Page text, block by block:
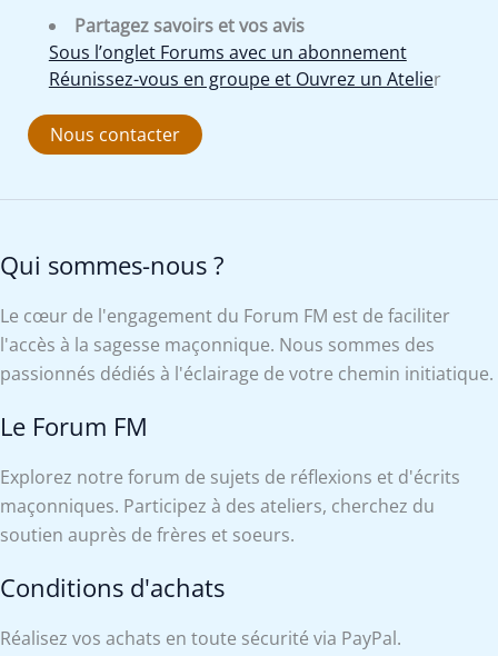
Partagez savoirs et vos avis
Sous l’onglet Forums avec un abonnement
Réunissez-vous en groupe et Ouvrez un Atelier
Nous contacter
Qui sommes-nous ?
Le cœur de l'engagement du Forum FM est de faciliter
l'accès à la sagesse maçonnique. Nous sommes des
passionnés dédiés à l'éclairage de votre chemin initiatique.
Le Forum FM
Explorez notre forum de sujets de réflexions et d'écrits
maçonniques. Participez à des ateliers, cherchez du
soutien auprès de frères et soeurs.
Conditions d'achats
Réalisez vos achats en toute sécurité via PayPal.